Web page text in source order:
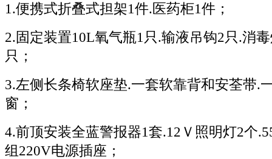
1.便携式折叠式担架1件.医药柜1件；
2.固定装置10L氧气瓶1只.输液吊钩2只.消
只；
3.左侧长条椅软座垫.一套软靠背和安荃带.
窗；
4.前顶安装全蓝警报器1套.12Ｖ照明灯2个
组220V电源插座；